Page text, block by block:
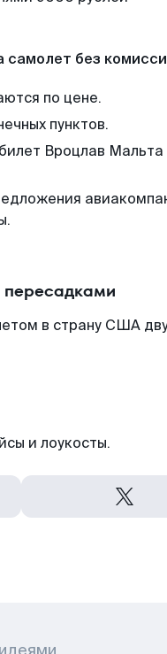
самолет без
по цене.
пунктов.
Вроцлав Мальта
в страну США
и лоукосты.